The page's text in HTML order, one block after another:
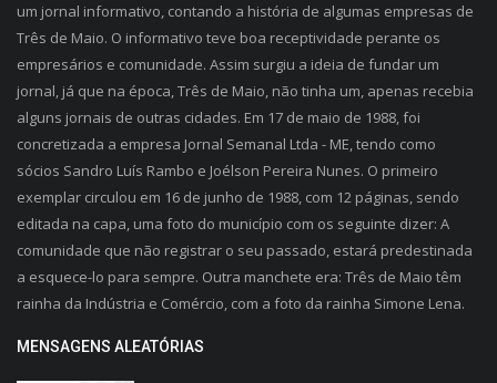
um jornal informativo, contando a história de algumas empresas de
Três de Maio. O informativo teve boa receptividade perante os
empresários e comunidade. Assim surgiu a ideia de fundar um
jornal, já que na época, Três de Maio, não tinha um, apenas recebia
alguns jornais de outras cidades. Em 17 de maio de 1988, foi
concretizada a empresa Jornal Semanal Ltda - ME, tendo como
sócios Sandro Luís Rambo e Joélson Pereira Nunes. O primeiro
exemplar circulou em 16 de junho de 1988, com 12 páginas, sendo
editada na capa, uma foto do município com os seguinte dizer: A
comunidade que não registrar o seu passado, estará predestinada
a esquece-lo para sempre. Outra manchete era: Três de Maio têm
rainha da Indústria e Comércio, com a foto da rainha Simone Lena.
MENSAGENS ALEATÓRIAS